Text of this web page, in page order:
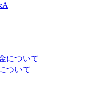
について
ついて